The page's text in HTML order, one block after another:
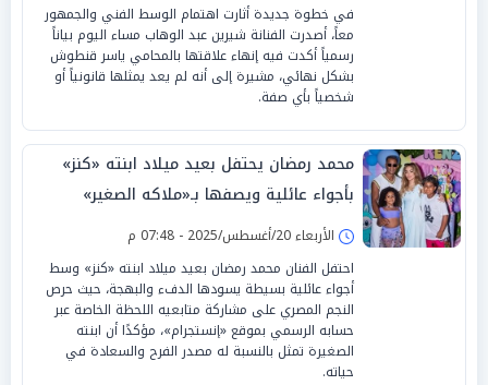
في خطوة جديدة أثارت اهتمام الوسط الفني والجمهور
معاً، أصدرت الفنانة شيرين عبد الوهاب مساء اليوم بياناً
رسمياً أكدت فيه إنهاء علاقتها بالمحامي ياسر قنطوش
بشكل نهائي، مشيرة إلى أنه لم يعد يمثلها قانونياً أو
شخصياً بأي صفة.
محمد رمضان يحتفل بعيد ميلاد ابنته «كنز»
بأجواء عائلية ويصفها بـ«ملاكه الصغير»
الأربعاء 20/أغسطس/2025 - 07:48 م
احتفل الفنان محمد رمضان بعيد ميلاد ابنته «كنز» وسط
أجواء عائلية بسيطة يسودها الدفء والبهجة، حيث حرص
النجم المصري على مشاركة متابعيه اللحظة الخاصة عبر
حسابه الرسمي بموقع «إنستجرام»، مؤكدًا أن ابنته
الصغيرة تمثل بالنسبة له مصدر الفرح والسعادة في
حياته.